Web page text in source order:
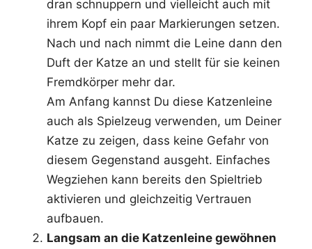
dran schnuppern und vielleicht auch mit
ihrem Kopf ein paar Markierungen setzen.
Nach und nach nimmt die Leine dann den
Duft der Katze an und stellt für sie keinen
Fremdkörper mehr dar.
Am Anfang kannst Du diese Katzenleine
auch als Spielzeug verwenden, um Deiner
Katze zu zeigen, dass keine Gefahr von
diesem Gegenstand ausgeht. Einfaches
Wegziehen kann bereits den Spieltrieb
aktivieren und gleichzeitig Vertrauen
aufbauen.
Langsam an die Katzenleine gewöhnen